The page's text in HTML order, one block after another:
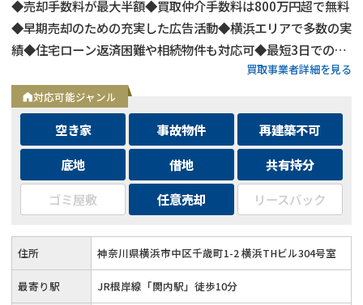
◆売却手数料が最大半額◆買取仲介手数料は800万円超で無料
◆早期売却のための充実した広告活動◆横浜エリアで多数の実
績◆住宅ローン返済困難や相続物件も対応可◆最短3日での売
却も可能◆プロフェッショナルによる徹底サポート買取事業者詳細を見る
対応可能ジャンル
空き家 事故物件
再建築不可
底地
借地
共有持分
ゴミ屋敷
任意売却 リースバック
住所 神奈川県横浜市中区千歳町1-2 横浜THビル304号室
最寄り駅 JR根岸線「関内駅」徒歩10分